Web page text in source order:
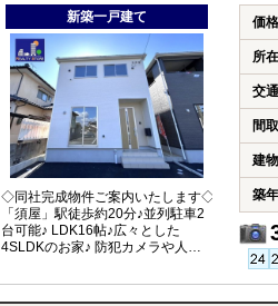
新築一戸建て
◇同社完成物件ご案内いたします◇
「須屋」駅徒歩約20分♪並列駐車2
台可能♪ LDK16帖♪広々とした
4SLDKのお家♪ 防犯カメラや人感
安心♪
価格
所
交通
間
建
築